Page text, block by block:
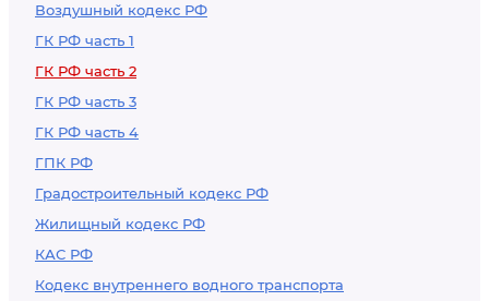
Воздушный кодекс РФ
ГК РФ часть 1
ГК РФ часть 2
ГК РФ часть 3
ГК РФ часть 4
ГПК РФ
Градостроительный кодекс РФ
Жилищный кодекс РФ
КАС РФ
Кодекс внутреннего водного транспорта